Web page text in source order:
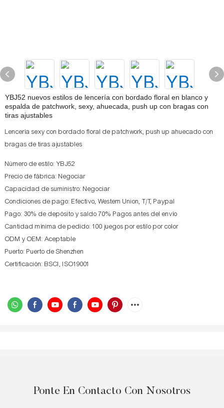
YBJ52 nuevos estilos de lencería con bordado floral en blanco y
espalda de patchwork, sexy, ahuecada, push up con bragas con
tiras ajustables
Lencería sexy con bordado floral de patchwork, push up ahuecado con
bragas de tiras ajustables
Número de estilo: YBJ52
Precio de fábrica: Negociar
Capacidad de suministro: Negociar
Condiciones de pago: Efectivo, Western Union, T/T, Paypal
Pago: 30% de depósito y saldo 70% Pagos antes del envío
Cantidad mínima de pedido: 100 juegos por estilo por color
ODM y OEM: Aceptable
Puerto: Puerto de Shenzhen
Certificación: BSCI, ISO19001
Ponte En Contacto Con Nosotros